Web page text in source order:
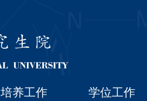
培养工作 学位工作